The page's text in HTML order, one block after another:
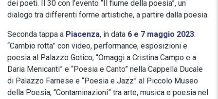
dei poeti. Il 30 con l’evento “Il fiume della poesia”, un
dialogo tra differenti forme artistiche, a partire dalla poesia.
Seconda tappa a Piacenza, in data 6 e 7 maggio 2023:
“Cambio rotta” con video, performance, esposizioni e
poesia al Palazzo Gotico; “Omaggi a Cristina Campo e a
Daria Menicanti” e “Poesia e Canto” nella Cappella Ducale
di Palazzo Farnese e “Poesia e Jazz” al Piccolo Museo
della Poesia; “Contaminazioni” tra arte, musica e poesia nel